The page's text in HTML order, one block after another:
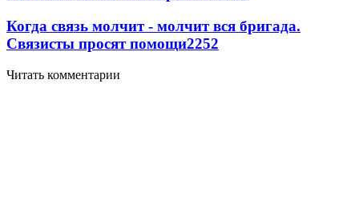
Когда связь молчит - молчит вся бригада.
Связисты просят помощи2252
Читать комментарии